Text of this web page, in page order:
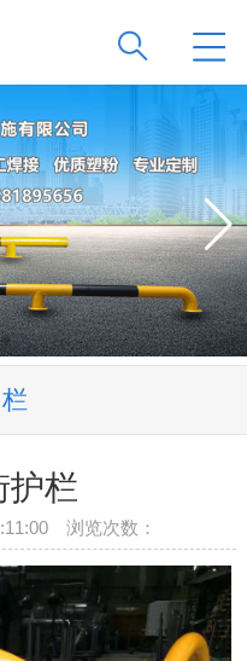
护栏
浏览次数：